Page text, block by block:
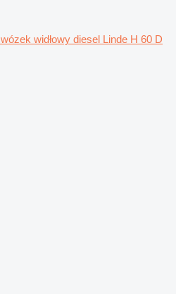
wózek widłowy diesel Linde H 60 D